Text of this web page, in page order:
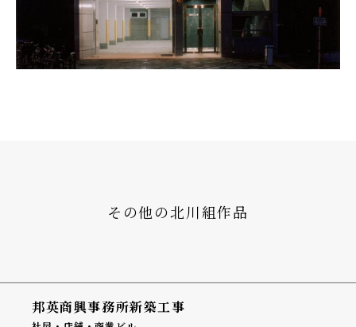
その他の北川組作品
邦英商興事務所新築工事